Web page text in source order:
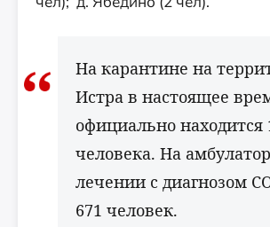
На карантине на
Истра в настоящее
официально находится
человека. На
лечении с диагнозом
671 человек.